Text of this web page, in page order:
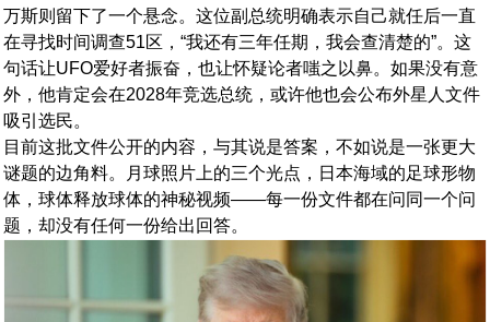
万斯则留下了一个悬念。这位副总统明确表示自己就任后一直
在寻找时间调查51区，“我还有三年任期，我会查清楚的”。这
句话让UFO爱好者振奋，也让怀疑论者嗤之以鼻。如果没有意
外，他肯定会在2028年竞选总统，或许他也会公布外星人文件
吸引选民。
目前这批文件公开的内容，与其说是答案，不如说是一张更大
谜题的边角料。月球照片上的三个光点，日本海域的足球形物
体，球体释放球体的神秘视频——每一份文件都在问同一个问
题，却没有任何一份给出回答。